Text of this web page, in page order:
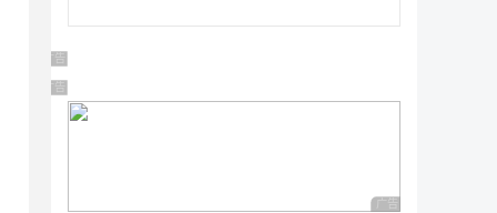
广告 商业广告，理性选择
广告 商业广告，理性选择
广告 商业广告，理性